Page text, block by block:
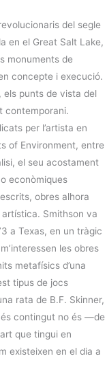
del segle
en el Great Salt Lake,
monuments de
concepte i execució.
els punts de vista del
contemporani.
per l’artista en
of Environment, entre
el seu acostament
econòmiques
obres alhora
Smithson va
a Texas, en un tràgic
les obres
metafísics d’una
tipus de jocs
rata de B.F. Skinner,
contingut no és —de
que tingui en
existeixen en el dia a